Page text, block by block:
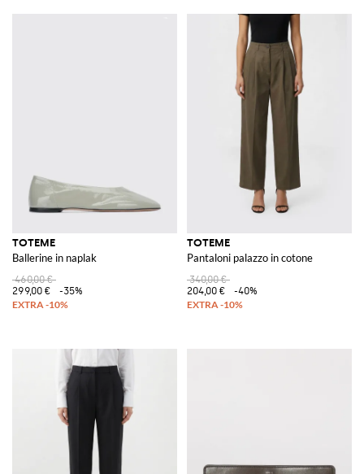
TOTEME
Ballerine in naplak
460,00 €
299,00 €
-35%
TOTEME
Pantaloni palazzo in cotone
340,00 €
204,00 €
-40%